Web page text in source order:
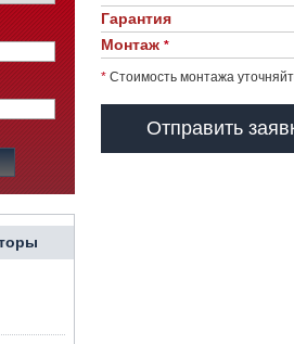
Гарантия
Монтаж *
* Стоимость монтажа
Отправить